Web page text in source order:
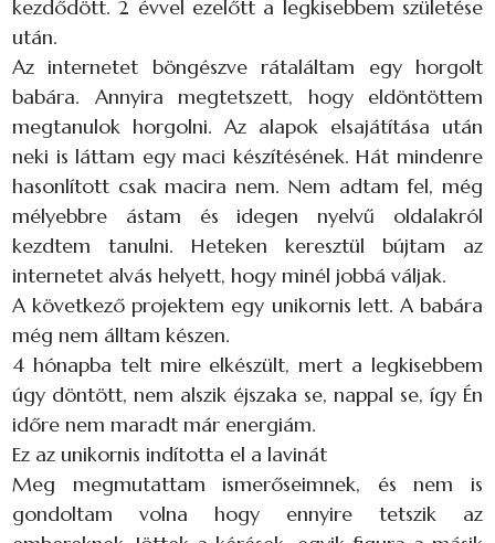
kezdődött. 2 évvel ezelőtt a legkisebbem születése
után.
Az internetet böngészve rátaláltam egy horgolt
babára. Annyira megtetszett, hogy eldöntöttem
megtanulok horgolni. Az alapok elsajátítása után
neki is láttam egy maci készítésének. Hát mindenre
hasonlított csak macira nem. Nem adtam fel, még
mélyebbre ástam és idegen nyelvű oldalakról
kezdtem tanulni. Heteken keresztül bújtam az
internetet alvás helyett, hogy minél jobbá váljak.
A következő projektem egy unikornis lett. A babára
még nem álltam készen.
4 hónapba telt mire elkészült, mert a legkisebbem
úgy döntött, nem alszik éjszaka se, nappal se, így Én
időre nem maradt már energiám.
Ez az unikornis indította el a lavinát
Meg megmutattam ismerőseimnek, és nem is
gondoltam volna hogy ennyire tetszik az